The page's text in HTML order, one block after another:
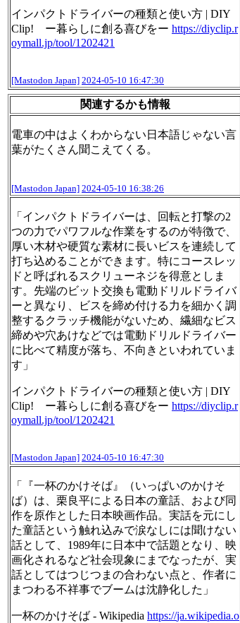
インパクトドライバーの種類と使い方 | DIY
Clip! ー暮らしに創る喜びをー https://diyclip.r
oymall.jp/tool/1202421
[Mastodon Japan] 2024-05-10 16:47:30
関連するかも情報
電車の中はよくわからない日本語じゃない言
葉がたくさん聞こえてくる。
[Mastodon Japan] 2024-05-10 16:38:26
「インパクトドライバーは、回転と打撃の2
つの力でパワフルな作業をするのが特徴で、
厚い木材や硬質な素材に長いビスを連続して
打ち込めることができます。特にコースレッ
ドと呼ばれるスクリューネジを得意としま
す。先端のビット交換も電動ドリルドライバ
ーと異なり、ビスを締め付ける力を細かく調
整するクラッチ機能がないため、繊細なビス
締めや穴あけなどでは電動ドリルドライバー
に比べて精度が落ち、不向きといわれていま
す」
インパクトドライバーの種類と使い方 | DIY
Clip! ー暮らしに創る喜びをー https://diyclip.r
oymall.jp/tool/1202421
[Mastodon Japan] 2024-05-10 16:47:30
「『一杯のかけそば』（いっぱいのかけそ
ば）は、栗良平による日本の童話、および同
作を原作とした日本映画作品。実話を元にし
た童話という触れ込みで涙なしには聞けない
話として、1989年に日本中で話題となり、映
画化されるなど社会現象にまでなったが、実
話としてはつじつまの合わない点と、作者に
まつわる不祥事でブームは沈静化した」
一杯のかけそば - Wikipedia https://ja.wikipedia.o